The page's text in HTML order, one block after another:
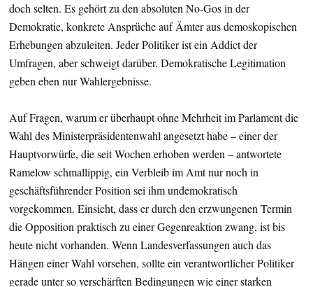
doch selten. Es gehört zu den absoluten No-Gos in der
Demokratie, konkrete Ansprüche auf Ämter aus demoskopischen
Erhebungen abzuleiten. Jeder Politiker ist ein Addict der
Umfragen, aber schweigt darüber. Demokratische Legitimation
geben eben nur Wahlergebnisse.
Auf Fragen, warum er überhaupt ohne Mehrheit im Parlament die
Wahl des Ministerpräsidentenwahl angesetzt habe – einer der
Hauptvorwürfe, die seit Wochen erhoben werden – antwortete
Ramelow schmallippig, ein Verbleib im Amt nur noch in
geschäftsführender Position sei ihm undemokratisch
vorgekommen. Einsicht, dass er durch den erzwungenen Termin
die Opposition praktisch zu einer Gegenreaktion zwang, ist bis
heute nicht vorhanden. Wenn Landesverfassungen auch das
Hängen einer Wahl vorsehen, sollte ein verantwortlicher Politiker
gerade unter so verschärften Bedingungen wie einer starken